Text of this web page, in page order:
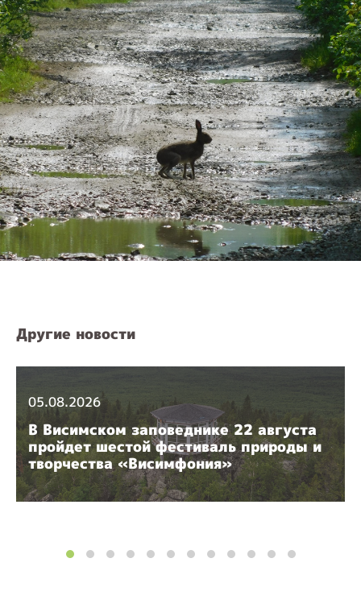
Другие новости
05.08.2026
В Висимском заповеднике 22 августа
пройдет шестой фестиваль природы и
творчества «Висимфония»